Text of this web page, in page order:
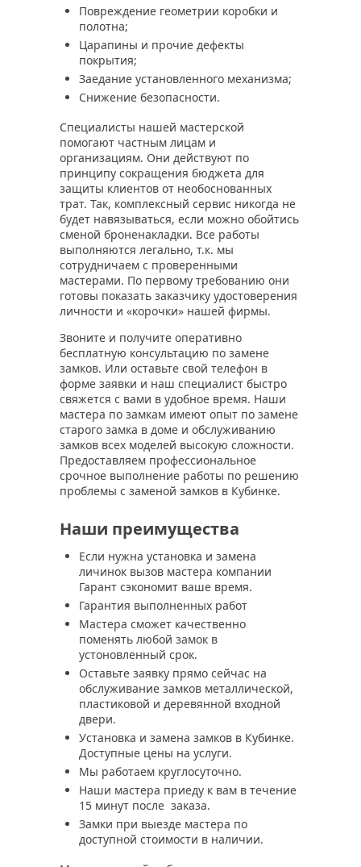
Повреждение геометрии коробки и
полотна;
Царапины и прочие дефекты
покрытия;
Заедание установленного механизма;
Снижение безопасности.
Специалисты нашей мастерской
помогают частным лицам и
организациям. Они действуют по
принципу сокращения бюджета для
защиты клиентов от необоснованных
трат. Так, комплексный сервис никогда не
будет навязываться, если можно обойтись
сменой броненакладки. Все работы
выполняются легально, т.к. мы
сотрудничаем с проверенными
мастерами. По первому требованию они
готовы показать заказчику удостоверения
личности и «корочки» нашей фирмы.
Звоните и получите оперативно
бесплатную консультацию по замене
замков. Или оставьте свой телефон в
форме заявки и наш специалист быстро
свяжется с вами в удобное время. Наши
мастера по замкам имеют опыт по замене
старого замка в доме и обслуживанию
замков всех моделей высокую сложности.
Предоставляем профессиональное
срочное выполнение работы по решению
проблемы с заменой замков в Кубинке.
Наши преимущества
Если нужна установка и замена
личинок вызов мастера компании
Гарант сэкономит ваше время.
Гарантия выполненных работ
Мастера сможет качественно
поменять любой замок в
устоновленный срок.
Оставьте заявку прямо сейчас на
обслуживание замков металлической,
пластиковой и деревянной входной
двери.
Установка и замена замков в Кубинке.
Доступные цены на услуги.
Мы работаем круглосуточно.
Наши мастера приеду к вам в течение
15 минут после заказа.
Замки при выезде мастера по
доступной стоимости в наличии.